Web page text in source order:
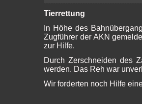
Tierrettung
In Höhe des
Zugführer der AKN
zur Hilfe.
Durch Zerschneiden des
werden. Das Reh war
Wir forderten noch Hilfe